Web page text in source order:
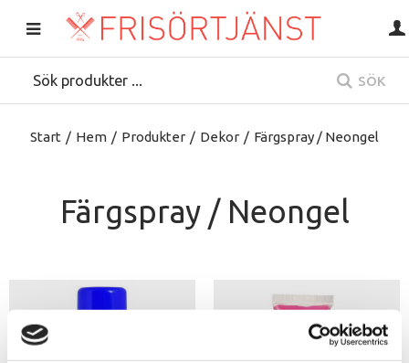
SÖK
Start / Hem / Produkter / Dekor / Färgspray / Neongel
Färgspray / Neongel